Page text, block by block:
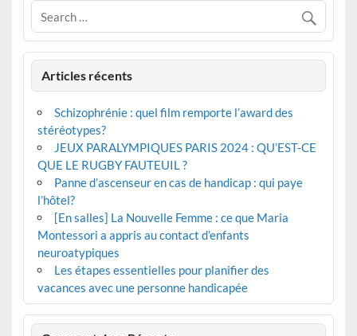
Articles récents
Schizophrénie : quel film remporte l’award des
stéréotypes?
JEUX PARALYMPIQUES PARIS 2024 : QU’EST-CE
QUE LE RUGBY FAUTEUIL ?
Panne d’ascenseur en cas de handicap : qui paye
l’hôtel?
[En salles] La Nouvelle Femme : ce que Maria
Montessori a appris au contact d’enfants
neuroatypiques
Les étapes essentielles pour planifier des
vacances avec une personne handicapée